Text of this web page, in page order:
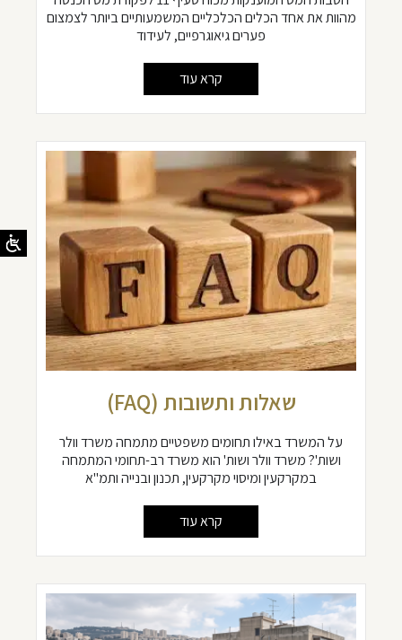
מהוות את אחד הכלים הכלכליים המשמעותיים ביותר לצמצום
פערים גיאוגרפיים, לעידוד
קרא עוד
שאלות ותשובות (FAQ)
על המשרד באילו תחומים משפטיים מתמחה משרד וולר
ושות'? משרד וולר ושות' הוא משרד רב-תחומי המתמחה
במקרקעין ומיסוי מקרקעין, תכנון ובנייה ותמ"א
קרא עוד